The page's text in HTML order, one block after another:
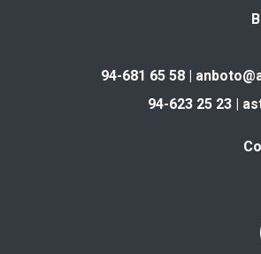
94-681 65 58 |
94-623 25 23 |